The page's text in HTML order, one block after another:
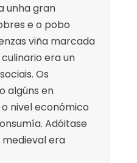
unha gran
e o pobo
viña marcada
era un
Os
algúns en
nivel económico
Adóitase
era